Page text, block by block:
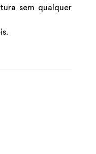
sem qualquer